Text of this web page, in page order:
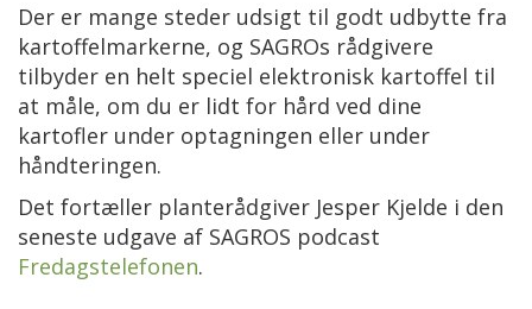
Der er mange steder udsigt til godt udbytte fra
kartoffelmarkerne, og SAGROs rådgivere
tilbyder en helt speciel elektronisk kartoffel til
at måle, om du er lidt for hård ved dine
kartofler under optagningen eller under
håndteringen.
Det fortæller planterådgiver Jesper Kjelde i den
seneste udgave af SAGROS podcast
Fredagstelefonen.